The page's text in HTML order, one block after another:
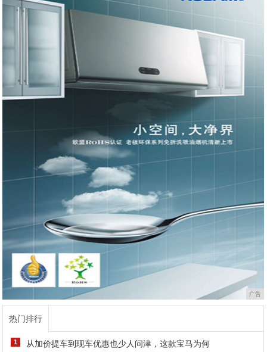
广告
热门排行
1 从加价提车到现车优惠也少人问津，这款宝马为何